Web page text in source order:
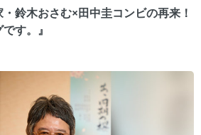
・鈴木おさむ×田中圭コンビの再来！
す。』